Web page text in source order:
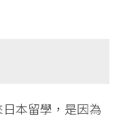
本留學，是因為